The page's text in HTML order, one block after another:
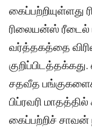
ரிலையன்ஸ் ரீடைல்
வர்த்தகத்தை
சதவீத
பிப்ரவரி
கைப்பற்றிச் சாவன்